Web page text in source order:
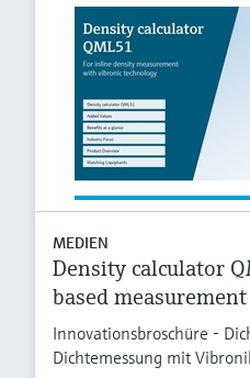
MEDIEN
Density calculator
based measurement
Innovationsbroschüre -
Dichtemessung mit